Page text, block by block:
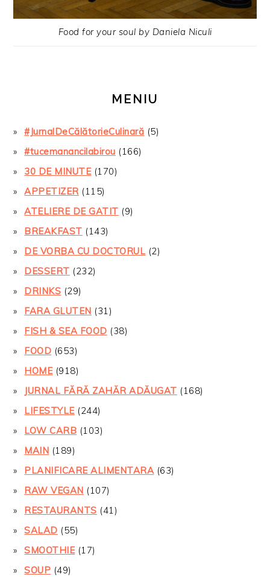
Food for your soul by Daniela Niculi
MENIU
#JurnalDeCălătorieCulinară (5)
#tucemanancilabirou (166)
30 DE MINUTE(170)
APPETIZER(115)
ATELIERE DE GATIT (9)
BREAKFAST (143)
DE VORBA CU DOCTORUL (2)
DESSERT (232)
DRINKS (29)
FARA GLUTEN (31)
FISH & SEA FOOD (38)
FOOD (653)
HOME(918)
JURNAL FĂRĂ ZAHĂR ADĂUGAT (168)
LIFESTYLE(244)
LOW CARB (103)
MAIN (189)
PLANIFICARE ALIMENTARA(63)
RAW VEGAN (107)
RESTAURANTS (41)
SALAD (55)
SMOOTHIE(17)
SOUP (49)